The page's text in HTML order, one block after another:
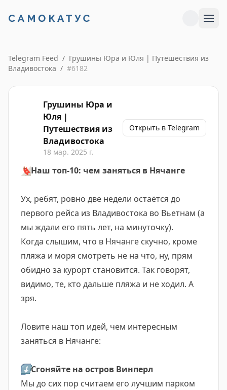
Telegram Feed / Грушины Юра и Юля | Путешествия из
Владивостока / #6182
Грушины Юра и
Юля |
Путешествия из
Владивостока
18 мар. 2025 г.
Открыть в Telegram
🔖Наш топ-10: чем заняться в Нячанге
Ух, ребят, ровно две недели остаётся до
первого рейса из Владивостока во Вьетнам (а
мы ждали его пять лет, на минуточку).
Когда слышим, что в Нячанге скучно, кроме
пляжа и моря смотреть не на что, ну, прям
обидно за курорт становится. Так говорят,
видимо, те, кто дальше пляжа и не ходил. А
зря.
Ловите наш топ идей, чем интересным
заняться в Нячанге:
⬇️Сгоняйте на остров Винперл
Мы до сих пор считаем его лучшим парком